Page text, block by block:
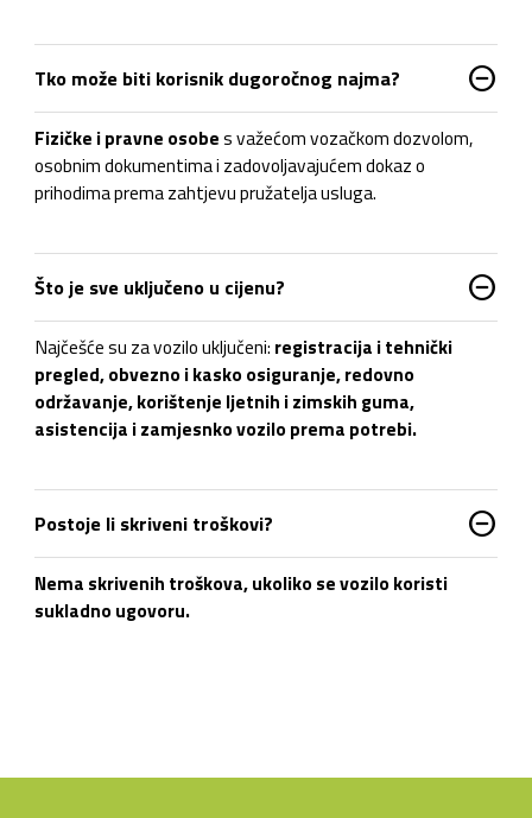
Tko može biti korisnik dugoročnog najma? do_not_disturb_on
Fizičke i pravne osobes važećom vozačkom dozvolom,
osobnim dokumentima i zadovoljavajućem dokaz o
prihodima prema zahtjevu pružatelja usluga.
Što je sve uključeno u cijenu? do_not_disturb_on
Najčešće su za vozilo uključeni: registracija i tehnički
pregled, obvezno i kasko osiguranje, redovno
održavanje, korištenje ljetnih i zimskih guma,
asistencija i zamjesnko vozilo prema potrebi.
Postoje li skriveni troškovi? do_not_disturb_on
Nema skrivenih troškova, ukoliko se vozilo koristi
sukladno ugovoru.